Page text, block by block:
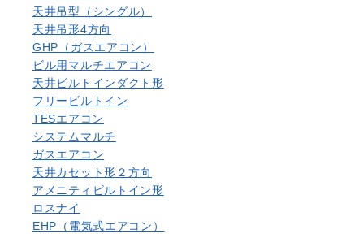
天井吊型（シングル）
天井吊形4方向
GHP（ガスエアコン）
ビル用マルチエアコン
天井ビルトインダクト形
フリービルトイン
TESエアコン
システムマルチ
ガスエアコン
天井カセット形２方向
アメニティビルトイン形
ロスナイ
EHP（電気式エアコン）